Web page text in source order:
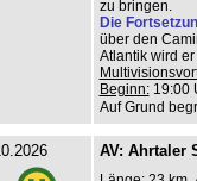
zu bringen.
Die
über den
Atlantik wird
Beginn:19:00
Auf Grund
AV: Ahrtaler